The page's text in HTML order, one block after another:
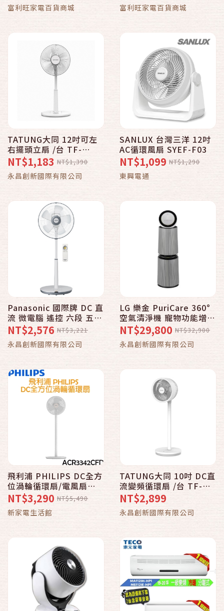
富利旺家電百貨商城 富利旺家電百貨商城
TATUNG大同 12吋可左
右擺頭立扇 /台 TF-
L12TA
NT$1,183 NT$1,390
永昌創新國際有限公司
SANLUX 台灣三洋 12吋
AC循環風扇 SYEF-F03
NT$1,099 NT$1,290
東興電通
Panasonic 國際牌 DC 直
流 微電腦 遙控 六段 五葉
片 電風扇 14吋 / 台 F-
S14DMD
NT$2,576 NT$3,221
永昌創新國際有限公司
LG 樂金 PuriCare 360°
空氣清淨機 寵物功能增加
版二代-LITE版 雙層 /台
AS101DWT0 (適用30坪)
NT$29,800 NT$32,900
永昌創新國際有限公司
飛利浦 PHILIPS DC全方
位渦輪循環扇/電風扇
ACR3342CFD
NT$3,290 NT$5,490
新家電生活館
TATUNG大同 10吋 DC直
流變頻循環扇 /台 TF-
J10DU
NT$2,899
永昌創新國際有限公司